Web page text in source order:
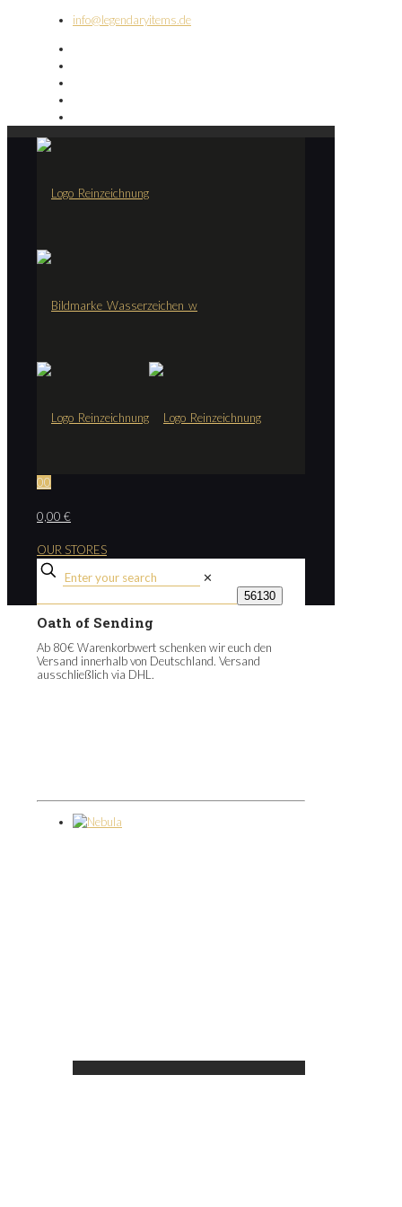
info@legendaryitems.de
00
0,00 €
OUR STORES
✕
Oath of Sending
Ab 80€ Warenkorbwert schenken wir euch den
Versand innerhalb von Deutschland. Versand
ausschließlich via DHL.